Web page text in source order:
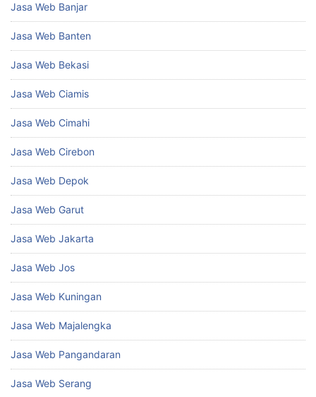
Jasa Web Banjar
Jasa Web Banten
Jasa Web Bekasi
Jasa Web Ciamis
Jasa Web Cimahi
Jasa Web Cirebon
Jasa Web Depok
Jasa Web Garut
Jasa Web Jakarta
Jasa Web Jos
Jasa Web Kuningan
Jasa Web Majalengka
Jasa Web Pangandaran
Jasa Web Serang